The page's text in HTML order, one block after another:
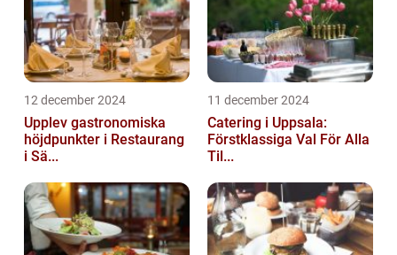
12 december 2024
Upplev gastronomiska
höjdpunkter i Restaurang
i Sä...
11 december 2024
Catering i Uppsala:
Förstklassiga Val För Alla
Til...